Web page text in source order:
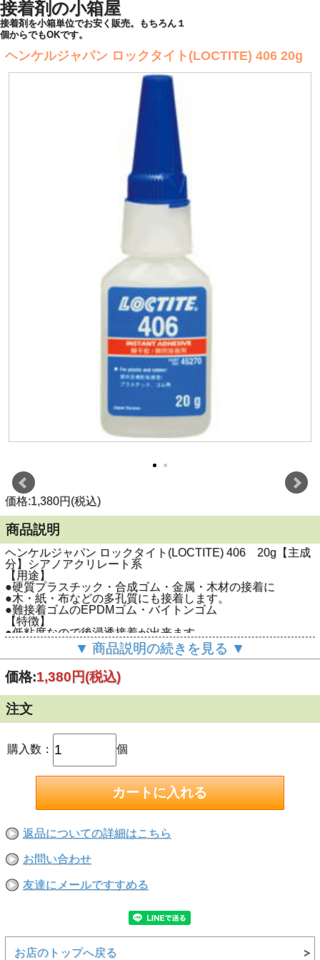
接着剤の小箱屋
接着剤を小箱単位でお安く販売。もちろん１
個からでもOKです。
ヘンケルジャパン ロックタイト(LOCTITE) 406 20g
価格:1,380円(税込)
商品説明
ヘンケルジャパン ロックタイト(LOCTITE) 406 20g【主成
分】シアノアクリレート系
【用途】
●硬質プラスチック・合成ゴム・金属・木材の接着に
●木・紙・布などの多孔質にも接着します。
●難接着ゴムのEPDMゴム・バイトンゴム
【特徴】
●低粘度なので後浸透接着が出来ます。
●オーリング・ゴムシールの接着に
●難接着材である、ＰＢＴ・ポリアセタール・PPS・ポリカ
ーボネイト等にも接着に適し、後浸透接着ができます。
【粘度（ｍPa・s）】12～22（低粘度）
【せん断強度（N／ｍｍ２】18～26
【使用温度範囲の目安】-55～80℃
【固着時間の目安（秒）】10～20
【おすすめアクセラレーター】ロックタイト7452
【接着できないもの】
ポリプロピレン・ポリエチレン・シリコーンゴム・フッ素樹
脂・軟質塩化ビニール・ガラス・発泡スチロールには接着し
ません。
※プライマー770を使うとポリエチレン・ポリプロピレン・
【注意】
●本製品は工業用のため、細かく取扱説明や注意事項などが
ださい。
の表面が溶ける場合もあります。また皮革や布などは接着面
が硬くなり、柔軟性を損なうことがあります。
●貴金属・高価格品・飲食用食器には使用しないでくださ
▼ 商品説明の続きを見る ▼
価格:1,380円(税込)
注文
購入数： 個
返品についての詳細はこちら
お問い合わせ
友達にメールですすめる
お店のトップへ戻る